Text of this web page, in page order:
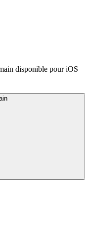
disponible pour iOS